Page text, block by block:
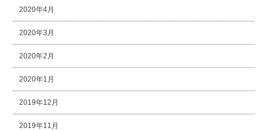
2020年4月
2020年3月
2020年2月
2020年1月
2019年12月
2019年11月